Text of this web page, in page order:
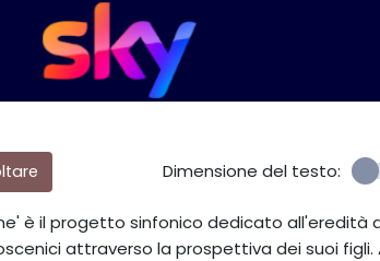
Dimensione del testo:
è il progetto sinfonico dedicato all'eredità
attraverso la prospettiva dei suoi figli.